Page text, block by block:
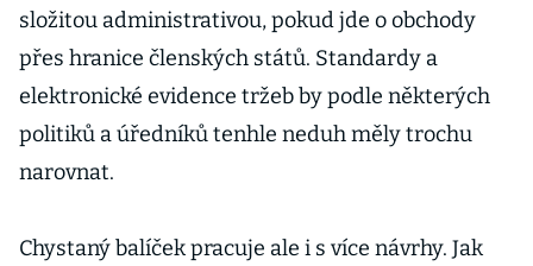
složitou administrativou, pokud jde o obchody
přes hranice členských států. Standardy a
elektronické evidence tržeb by podle některých
politiků a úředníků tenhle neduh měly trochu
narovnat.
Chystaný balíček pracuje ale i s více návrhy. Jak